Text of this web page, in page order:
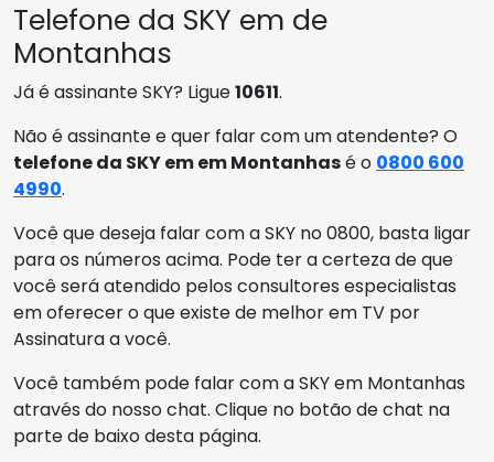
Telefone da SKY em de
Montanhas
Já é assinante SKY? Ligue10611.
Não é assinante e quer falar com um atendente? O
telefone da SKY em em Montanhasé o 0800 600
4990.
Você que deseja falar com a SKY no 0800, basta ligar
para os números acima. Pode ter a certeza de que
você será atendido pelos consultores especialistas
em oferecer o que existe de melhor em TV por
Assinatura a você.
Você também pode falar com a SKY em Montanhas
através do nosso chat. Clique no botão de chat na
parte de baixo desta página.